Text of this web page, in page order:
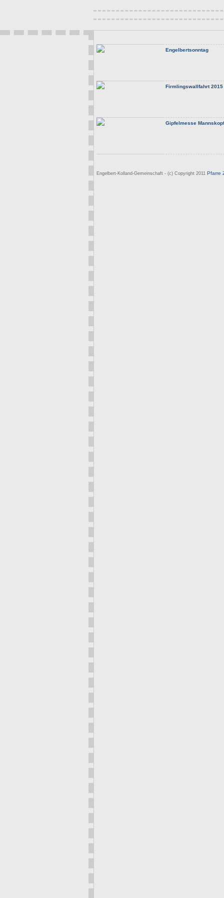
Engelbertsonntag
Firmlingswallfahrt 2015
Gipfelmesse
Engelbert-Kolland-Gemeinschaft - (c) Copyright 2011 Pfarre